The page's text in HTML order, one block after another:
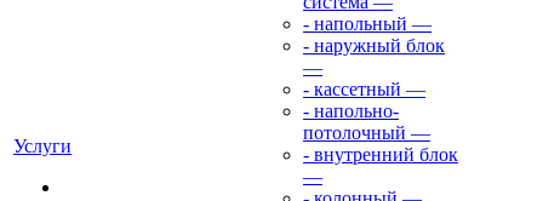
Услуги
- напольный —
- наружный блок
—
- кассетный —
- напольно-
потолочный —
- внутренний блок
—